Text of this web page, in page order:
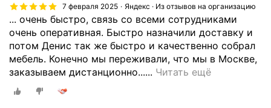
7 февраля 2025
Яндекс · Из отзывов на организацию
... очень быстро, связь со всеми сотрудниками
очень оперативная. Быстро назначили доставку и
потом Денис так же быстро и качественно собрал
мебель. Конечно мы переживали, что мы в Москве,
заказываем дистанционно...... Читать ещёХ